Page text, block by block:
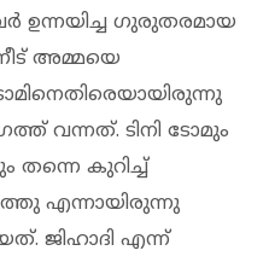
ഉന്നയിച്ച ഗുരുതരമായ
അമ്മയെ
വന്നത്. ടിനി ടോമും
തന്നെ കുറിച്ച്
എന്നായിരുന്നു
ജിഹാദി എന്ന്